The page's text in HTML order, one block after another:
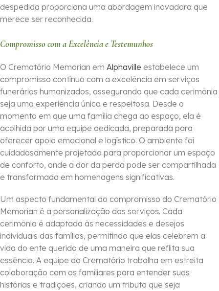
despedida proporciona uma abordagem inovadora que
merece ser reconhecida.
Compromisso com a Excelência e Testemunhos
O Crematório Memorian em Alphaville estabelece um
compromisso contínuo com a excelência em serviços
funerários humanizados, assegurando que cada cerimônia
seja uma experiência única e respeitosa. Desde o
momento em que uma família chega ao espaço, ela é
acolhida por uma equipe dedicada, preparada para
oferecer apoio emocional e logístico. O ambiente foi
cuidadosamente projetado para proporcionar um espaço
de conforto, onde a dor da perda pode ser compartilhada
e transformada em homenagens significativas.
Um aspecto fundamental do compromisso do Crematório
Memorian é a personalização dos serviços. Cada
cerimônia é adaptada às necessidades e desejos
individuais das famílias, permitindo que elas celebrem a
vida do ente querido de uma maneira que reflita sua
essência. A equipe do Crematório trabalha em estreita
colaboração com os familiares para entender suas
histórias e tradições, criando um tributo que seja